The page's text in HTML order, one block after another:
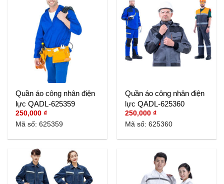
Quần áo công nhân điện
lực QADL-625359
250,000₫
Mã số: 625359
Quần áo công nhân điện
lực QADL-625360
250,000₫
Mã số: 625360